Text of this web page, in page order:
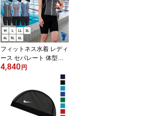
210147 スイミング オシ
ャレ
フィットネス水着 レディ
ース セパレート 体型カ
バー 30代 40代 50代 60
代ブランド フットマーク
FOOTMARK footmark 縫
い付けパット キャップ
ブラック ネイビー グレ
ー M L LL 3L 4L 5L 6L 1
4,840 円